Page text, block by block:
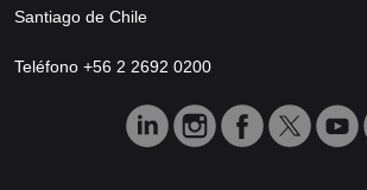
Santiago de Chile
Teléfono +56 2 2692 0200